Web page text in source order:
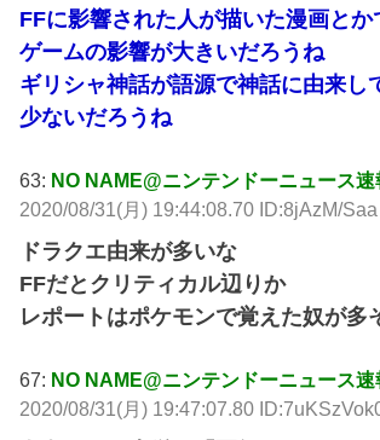
FFに影響された人が描いた漫画とか
ゲームの影響が大きいだろうね
ギリシャ神話が語源で神話に由来し
少ないだろうね
63: NO NAME@ニンテンドーニュース速
2020/08/31(月) 19:44:08.70 ID:8jAzM/Saa
ドラクエ由来が多いな
FFだとクリティカル辺りか
レポートはポケモンで覚えた奴が多
67: NO NAME@ニンテンドーニュース速
2020/08/31(月) 19:47:07.80